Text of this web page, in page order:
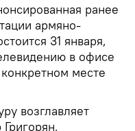
ранее
армяно-
31 января,
в офисе
месте
возглавляет